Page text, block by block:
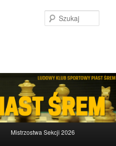
Mistrzostwa Sekcji 2026